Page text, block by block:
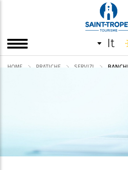
it
HOME PRATICHE SERVIZI